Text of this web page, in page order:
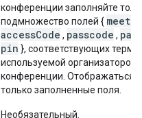
конференции заполняйте
подмножество полей {
accessCode , passcode ,
pin }, соответствующих
используемой организатором
конференции. Отображаться
только заполненные поля.
Необязательный.